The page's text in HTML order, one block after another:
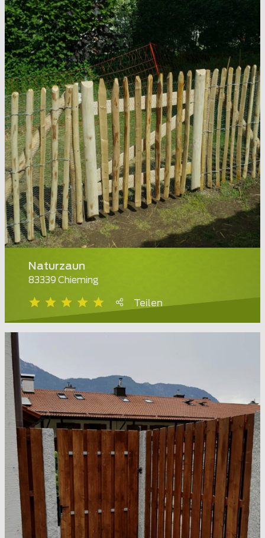
Naturzaun
83339 Chieming
Teilen